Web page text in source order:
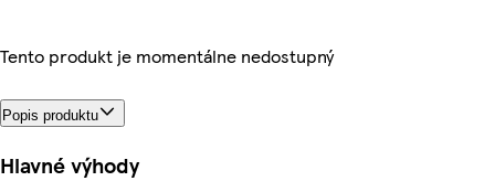
Tento produkt je momentálne nedostupný
Popis produktu
Hlavné výhody